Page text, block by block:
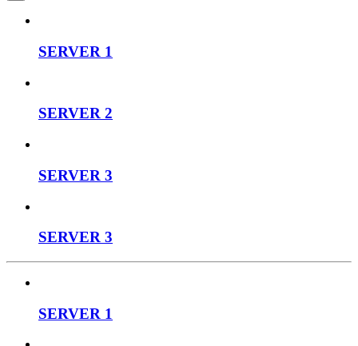
SERVER 1
SERVER 2
SERVER 3
SERVER 3
SERVER 1